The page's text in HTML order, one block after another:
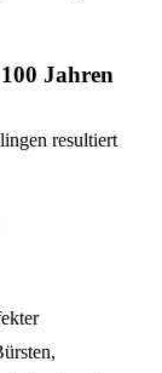
Jahren
resultiert